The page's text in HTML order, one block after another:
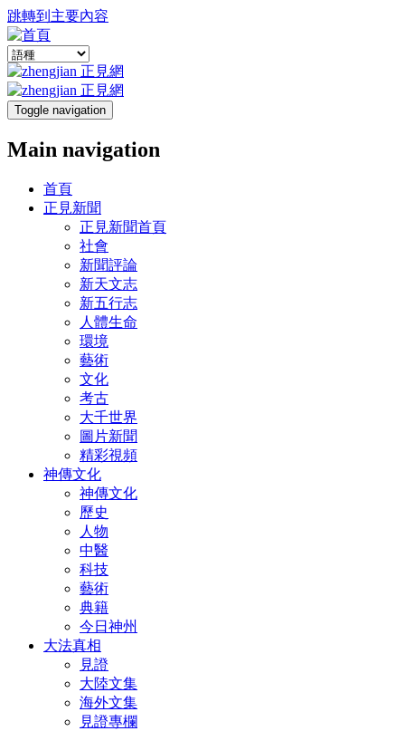
跳轉到主要內容
Toggle navigation
Main navigation
首頁
正見新聞
正見新聞首頁
社會
新聞評論
新天文志
新五行志
人體生命
環境
藝術
文化
考古
大千世界
圖片新聞
精彩視頻
神傳文化
神傳文化
歷史
人物
中醫
科技
藝術
典籍
今日神州
大法真相
見證
大陸文集
海外文集
見證專欄